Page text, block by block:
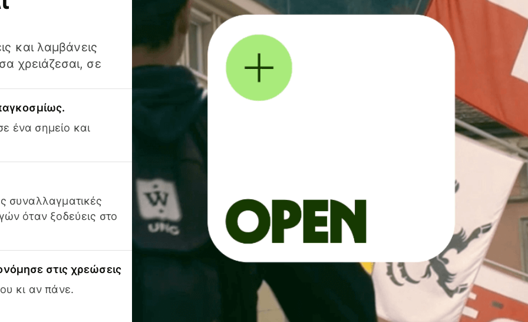
και λαμβάνεις
χρειάζεσαι, σε
ένα σημείο και
συναλλαγματικές
όταν ξοδεύεις στο
στις χρεώσεις
κι αν πάνε.